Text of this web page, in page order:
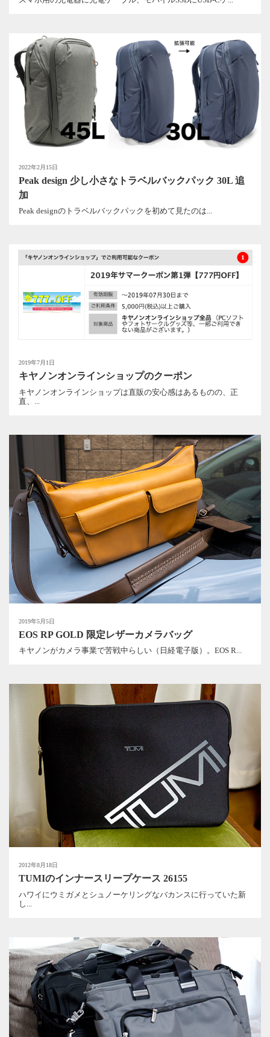
2022年2月15日
Peak design 少し小さなトラベルバックパック 30L 追
加
Peak designのトラベルバックパックを初めて見たのは...
2019年7月1日
キヤノンオンラインショップのクーポン
キヤノンオンラインショップは直販の安心感はあるものの、正
直、...
2019年5月5日
EOS RP GOLD 限定レザーカメラバッグ
キヤノンがカメラ事業で苦戦中らしい（日経電子版）。EOS R...
2012年8月18日
TUMIのインナースリープケース 26155
ハワイにウミガメとシュノーケリングなバカンスに行っていた新
し...